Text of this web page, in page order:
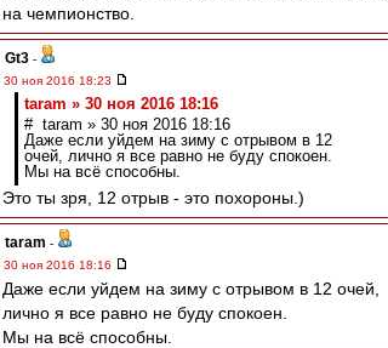
на чемпионство.
Gt3 -
30 ноя 2016 18:23
taram » 30 ноя 2016 18:16
# taram » 30 ноя 2016 18:16
Даже если уйдем на зиму с отрывом в 12
очей, лично я все равно не буду спокоен.
Мы на всё способны.
Это ты зря, 12 отрыв - это похороны.)
taram -
30 ноя 2016 18:16
Даже если уйдем на зиму с отрывом в 12 очей,
лично я все равно не буду спокоен.
Мы на всё способны.